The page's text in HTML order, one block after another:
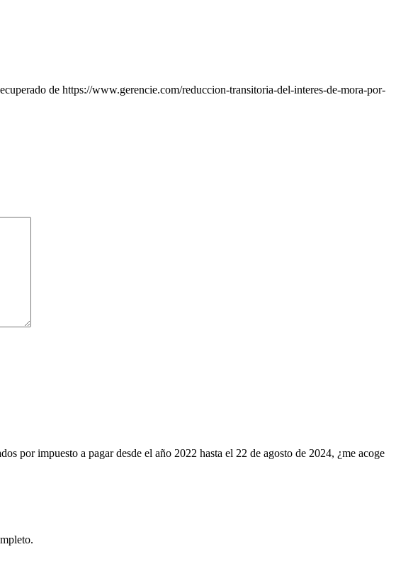
de https://www.gerencie.com/reduccion-transitoria-del-interes-de-mora-por-
por impuesto a pagar desde el año 2022 hasta el 22 de agosto de 2024, ¿me acoge